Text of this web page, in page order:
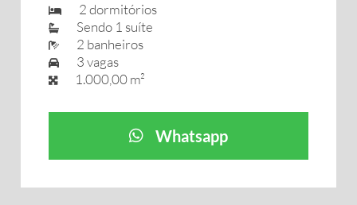
2 dormitórios
Sendo 1 suíte
2 banheiros
3 vagas
1.000,00 m²
Whatsapp